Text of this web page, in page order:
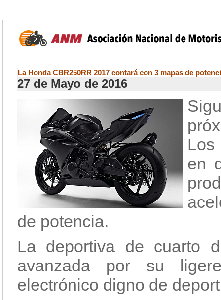
La Honda CBR250RR 2017 contará con 3 mapas de
27 de Mayo de 2016
Los
en
de potencia.
La deportiva de cuarto
avanzada por su
electrónico digno de